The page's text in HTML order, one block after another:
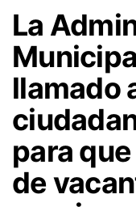
La
llamado
para
de